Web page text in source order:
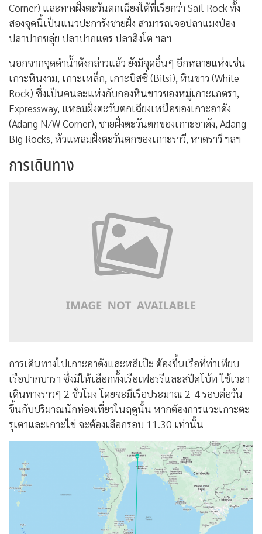
Corner) และทางฝั่งตะวันตกเฉียงใต้ที่เรียกว่า Sail Rock ทั้ง
สองจุดนี้เป็นแนวปะการังชายฝั่ง สามารถเจอปลาแมงป่อง
ปลาปากขลุ่ย ปลาปากแตร ปลาสิงโต ฯลฯ
นอกจากจุดดำน้ำดังกล่าวแล้ว ยังมีจุดอื่นๆ อีกหลายแห่งเช่น
เกาะหินงาม, เกาะเหล็ก, เกาะบิสซี่ (Bitsi), หินขาว (White
Rock) ซึ่งเป็นคนละแห่งกับกองหินขาวของหมู่เกาะเภตรา,
Expressway, แหลมฝั่งตะวันตกเฉียงเหนือของเกาะอาดัง
(Adang N/W Corner), ชายฝั่งตะวันตกของเกาะอาดัง, Adang
Big Rocks, หัวแหลมฝั่งตะวันตกของเกาะราวี, หาดราวี ฯลฯ
การเดินทาง
การเดินทางไปเกาะอาดังและหลีเป๊ะ ต้องขึ้นเรือที่ท่าเทียบ
เรือปากบารา ซึ่งมีให้เลือกทั้งเรือเฟอรรีและสปีดโบ้ท ใช้เวลา
เดินทางราวๆ 2 ชั่วโมง โดยจะมีเรือประมาณ 2-4 รอบต่อวัน
ขึ้นกับปริมาณนักท่องเที่ยวในฤดูนั้น หากต้องการแวะเกาะตะ
รุเตาและเกาะไข่ จะต้องเลือกรอบ 11.30 เท่านั้น